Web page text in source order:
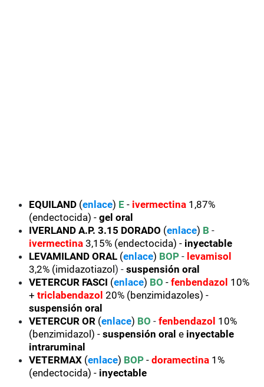
EQUILAND (enlace) E- ivermectina 1,87%
(endectocida) -gel oral
IVERLAND A.P. 3.15 DORADO (enlace) B-
ivermectina 3,15% (endectocida) - inyectable
LEVAMILAND ORAL (enlace) BOP- levamisol
3,2% (imidazotiazol) -suspensión oral
VETERCUR FASCI (enlace) BO-fenbendazol 10%
+triclabendazol 20% (benzimidazoles) -
suspensión oral
VETERCUR OR (enlace) BO-fenbendazol 10%
(benzimidazol) -suspensión orale inyectable
intraruminal
VETERMAX (enlace) BOP-doramectina 1%
(endectocida) - inyectable